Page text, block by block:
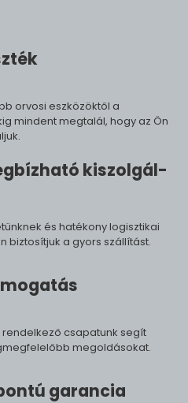
orvosi eszközöktől a
mindent megtalál, hogy az Ön
ki­szol­gál­
és hatékony logisztikai
biztosítjuk a gyors szállítást.
csapatunk segít
megoldásokat.
ga­ran­cia